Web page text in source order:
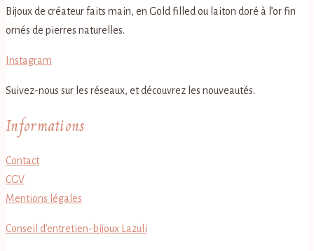
Bijoux de créateur faits main, en Gold filled ou laiton doré à l’or fin
ornés de pierres naturelles.
Instagram
Suivez-nous sur les réseaux, et découvrez les nouveautés.
Informations
Contact
CGV
Mentions légales
Conseil d’entretien-bijoux Lazuli